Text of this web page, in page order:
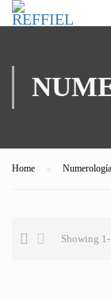
Home Numerología
Showing